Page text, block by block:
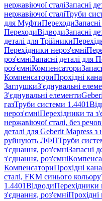
нержавіючої сталіЗапасні
нержавіючої сталіТруби
для МуфтиПереходи
ПереходиВідводиЗапасні
деталі для Трійники
Перехідники нероз'ємні
роз'ємніЗапасні деталі для
роз'ємніКомпенсатори
КомпенсаториПрохідні
ЗаглушкиЗ'єднувальні
З'єднувальні елементи
газТруби системи 1.4401
нероз'ємніПерехідники та
нержавіючої сталі, без
деталі для Geberit Mapress
руйнують ЛФПТруби
з'єднання, роз'ємніЗапасні
з'єднання, роз'ємні
КомпенсаториПрохідні
сталі, FKM синього кольору
1.4401ВідводиПерехідники
з'єднання, роз'ємніПрохідні